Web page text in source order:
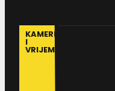
KAMERE
I
VRIJEME